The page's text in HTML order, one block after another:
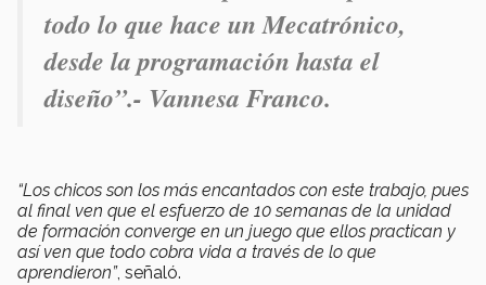
todo lo que hace un Mecatrónico,
desde la programación hasta el
diseño”.- Vannesa Franco.
“Los chicos son los más encantados con este trabajo, pues
al final ven que el esfuerzo de 10 semanas de la unidad
de formación converge en un juego que ellos practican y
así ven que todo cobra vida a través de lo que
aprendieron”, señaló.